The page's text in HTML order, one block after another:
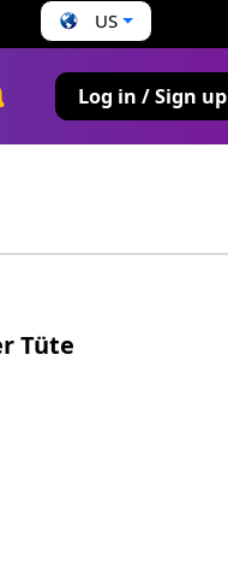
US
Log in / Sign up
Tüte